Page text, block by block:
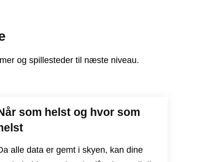
og spillesteder til næste niveau.
som helst og hvor som
alle data er gemt i skyen, kan dine